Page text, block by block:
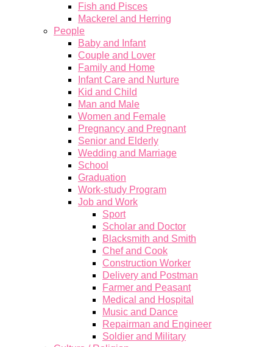
Fish and Pisces
Mackerel and Herring
People
Baby and Infant
Couple and Lover
Family and Home
Infant Care and Nurture
Kid and Child
Man and Male
Women and Female
Pregnancy and Pregnant
Senior and Elderly
Wedding and Marriage
School
Graduation
Work-study Program
Job and Work
Sport
Scholar and Doctor
Blacksmith and Smith
Chef and Cook
Construction Worker
Delivery and Postman
Farmer and Peasant
Medical and Hospital
Music and Dance
Repairman and Engineer
Soldier and Military